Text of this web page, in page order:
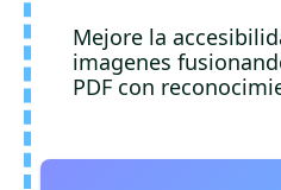
Mejore la
imagenes
PDF con